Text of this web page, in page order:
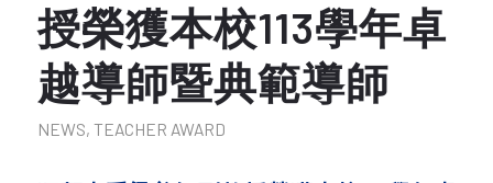
授榮獲本校113學年卓
越導師暨典範導師
NEWS, TEACHER AWARD